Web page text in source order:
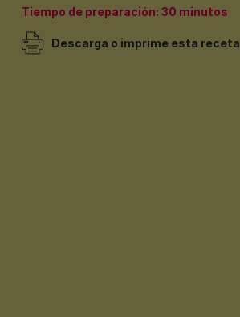
Tiempo de preparación: 30 minutos
Descarga o imprime esta receta